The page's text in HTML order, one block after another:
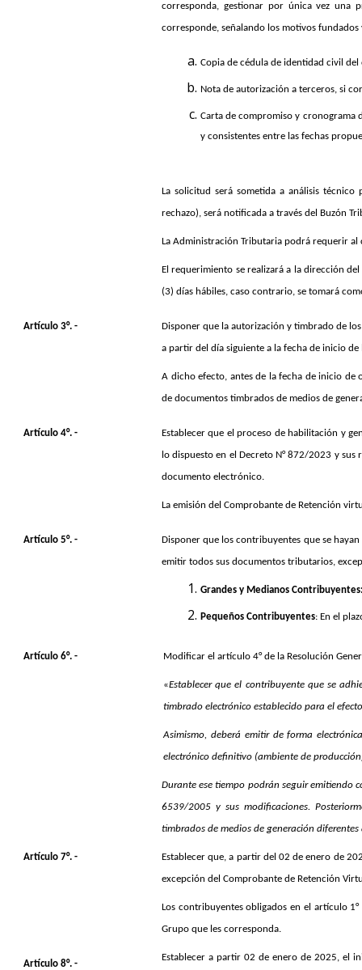
corresponda, gestionar por única vez una
corresponde, señalando los motivos
Copia de cédula de identidad civil
Nota de autorización a terceros, si
Carta de compromiso y cronograma
y consistentes entre las fechas
La solicitud será sometida a análisis
rechazo), será notificada a través del Buzón
La Administración Tributaria podrá requerir
El requerimiento se realizará a la dirección
(3) días hábiles, caso contrario, se tomará
Artículo 3°. - Disponer que la autorización y timbrado de
a partir del día siguiente a la fecha de inicio
A dicho efecto, antes de la fecha de inicio
de documentos timbrados de medios de
Artículo 4°. - Establecer que el proceso de habilitación y
lo dispuesto en el Decreto N° 872/2023 y
documento electrónico.
La emisión del Comprobante de Retención
Artículo 5°. - Disponer que los contribuyentes que se
emitir todos sus documentos tributarios,
Grandes y Medianos
Pequeños Contribuyentes: En el
Artículo 6°. - Modificar el artículo 4° de la Resolución
«Establecer que el contribuyente que se
timbrado electrónico establecido para el
Asimismo, deberá emitir de forma
electrónico definitivo (ambiente de
Durante ese tiempo podrán seguir emitiendo
6539/2005 y sus modificaciones.
timbrados de medios de generación
Artículo 7°. - Establecer que, a partir del 02 de enero de
excepción del Comprobante de Retención
Los contribuyentes obligados en el artículo
Grupo que les corresponda.
Artículo 8°. -
Establecer a partir 02 de enero de 2025, el